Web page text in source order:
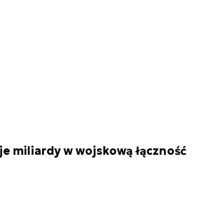
miliardy w wojskową łączność